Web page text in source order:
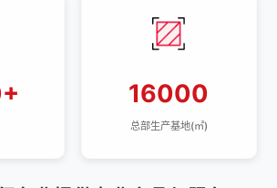
总部生产基地(㎡)
16000